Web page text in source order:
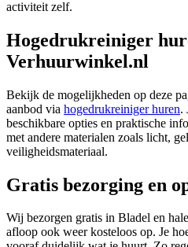
activiteit zelf.
Hogedrukreiniger
Verhuurwinkel.nl
Bekijk de mogelijkheden op deze
aanbod via hogedrukreiniger huren.
beschikbare opties en praktische
met andere materialen zoals licht,
veiligheidsmateriaal.
Gratis bezorging en
Wij bezorgen gratis in Bladel en
afloop ook weer kosteloos op. Je